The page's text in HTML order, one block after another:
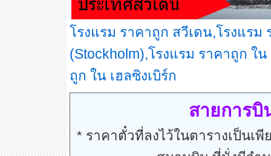
โรงแรม ราคาถูก สวีเดน,โรงแร
(Stockholm),โรงแรม ราคาถูก ใ
ถูก ใน เฮลซิงเบิร์ก
สายการบิ
* ราคาตั๋วที่ลงไว้ในตารางเป็นเ